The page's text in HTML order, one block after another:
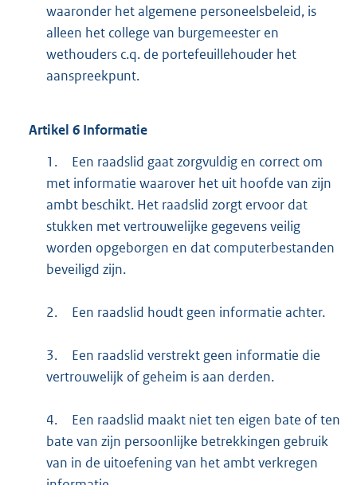
waaronder het algemene personeelsbeleid, is
alleen het college van burgemeester en
wethouders c.q. de portefeuillehouder het
aanspreekpunt.
Artikel 6 Informatie
1.
Een raadslid gaat zorgvuldig en correct om
met informatie waarover het uit hoofde van zijn
ambt beschikt. Het raadslid zorgt ervoor dat
stukken met vertrouwelijke gegevens veilig
worden opgeborgen en dat computerbestanden
beveiligd zijn.
2. Een raadslid houdt geen informatie achter.
3.
Een raadslid verstrekt geen informatie die
vertrouwelijk of geheim is aan derden.
4.
Een raadslid maakt niet ten eigen bate of ten
bate van zijn persoonlijke betrekkingen gebruik
van in de uitoefening van het ambt verkregen